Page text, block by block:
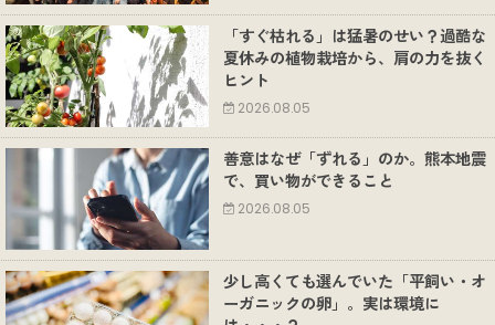
「すぐ枯れる」は猛暑のせい？過酷な
夏休みの植物栽培から、肩の力を抜く
ヒント
2026.08.05
善意はなぜ「ずれる」のか。熊本地震
で、買い物ができること
2026.08.05
少し高くても選んでいた「平飼い・オ
ーガニックの卵」。実は環境に